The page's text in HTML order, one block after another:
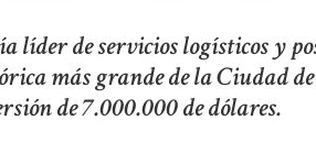
líder de servicios logísticos y
más grande de la Ciudad
de 7.000.000 de dólares.